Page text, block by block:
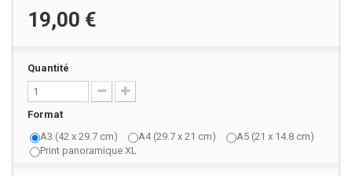
19,00 €
Quantité
Format
A3 (42 x 29.7 cm)
A4 (29.7 x 21 cm)
A5 (21 x 14.8 cm)
Print panoramique XL